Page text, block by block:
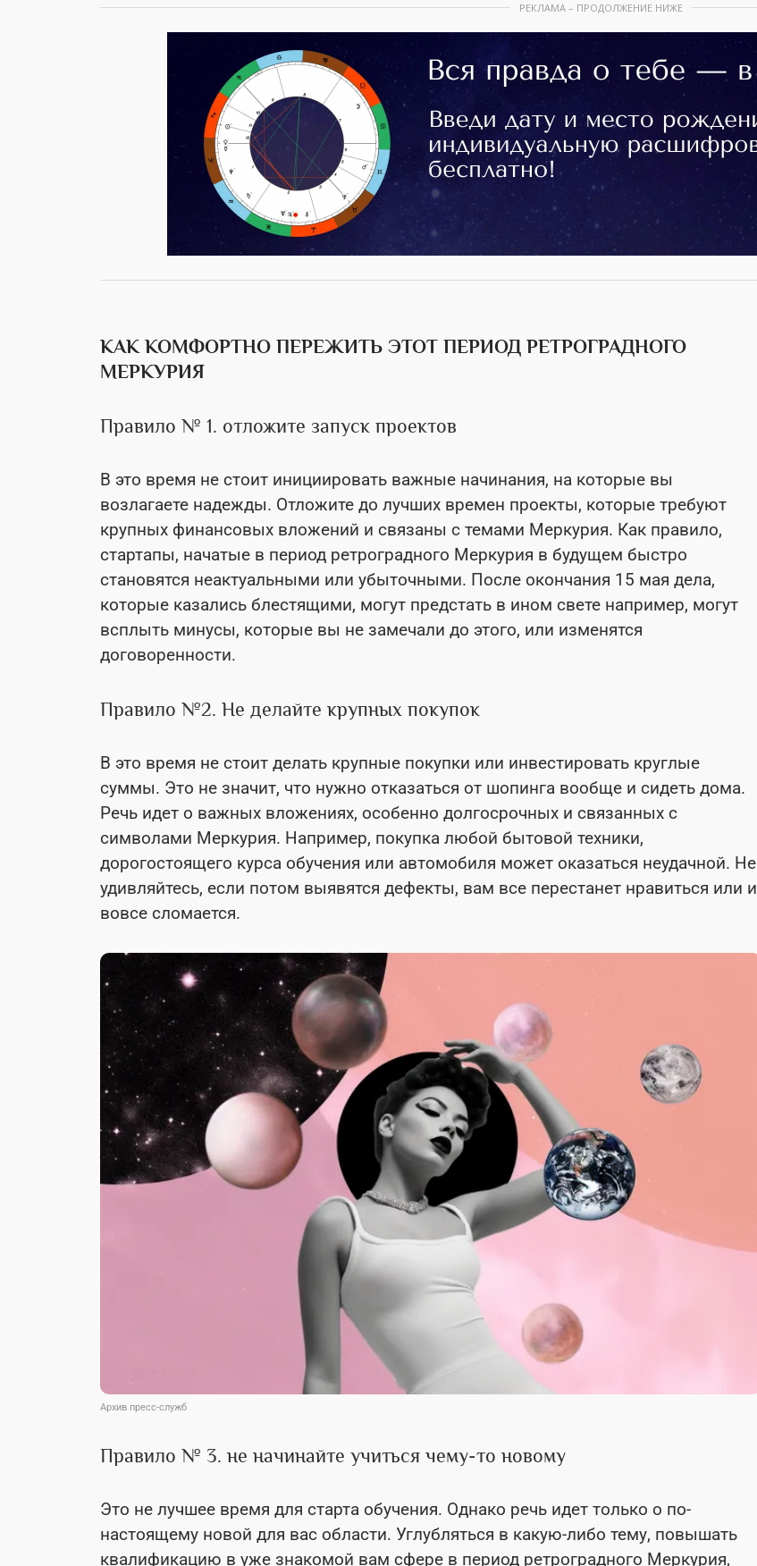
РЕКЛАМА – ПРОДОЛЖЕНИЕ НИЖЕ
КАК КОМФОРТНО ПЕРЕЖИТЬ ЭТОТ ПЕРИОД РЕТРОГРАДНОГО
МЕРКУРИЯ
Правило № 1. отложите запуск проектов
В это время не стоит инициировать важные начинания, на которые вы
возлагаете надежды. Отложите до лучших времен проекты, которые требуют
крупных финансовых вложений и связаны с темами Меркурия. Как правило,
стартапы, начатые в период ретроградного Меркурия в будущем быстро
становятся неактуальными или убыточными. После окончания 15 мая дела,
которые казались блестящими, могут предстать в ином свете например, могут
всплыть минусы, которые вы не замечали до этого, или изменятся
договоренности.
Правило №2. Не делайте крупных покупок
В это время не стоит делать крупные покупки или инвестировать круглые
суммы. Это не значит, что нужно отказаться от шопинга вообще и сидеть дома.
Речь идет о важных вложениях, особенно долгосрочных и связанных с
символами Меркурия. Например, покупка любой бытовой техники,
дорогостоящего курса обучения или автомобиля может оказаться неудачной. Не
удивляйтесь, если потом выявятся дефекты, вам все перестанет нравиться или и
вовсе сломается.
Архив пресс-служб
Правило № 3. не начинайте учиться чему-то новому
Это не лучшее время для старта обучения. Однако речь идет только о по-
настоящему новой для вас области. Углубляться в какую-либо тему, повышать
квалификацию в уже знакомой вам сфере в период ретроградного Меркурия,